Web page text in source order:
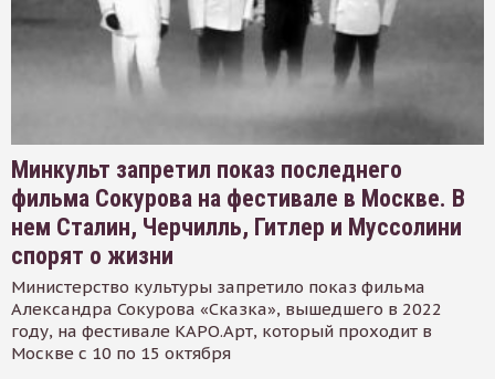
Минкульт запретил показ последнего
фильма Сокурова на фестивале в Москве. В
нем Сталин, Черчилль, Гитлер и Муссолини
спорят о жизни
Министерство культуры запретило показ фильма
Александра Сокурова «Сказка», вышедшего в 2022
году, на фестивале КАРО.Арт, который проходит в
Москве с 10 по 15 октября